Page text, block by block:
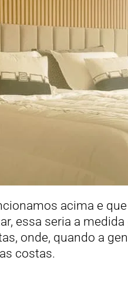
acima e
essa seria a
onde, quando a
costas.